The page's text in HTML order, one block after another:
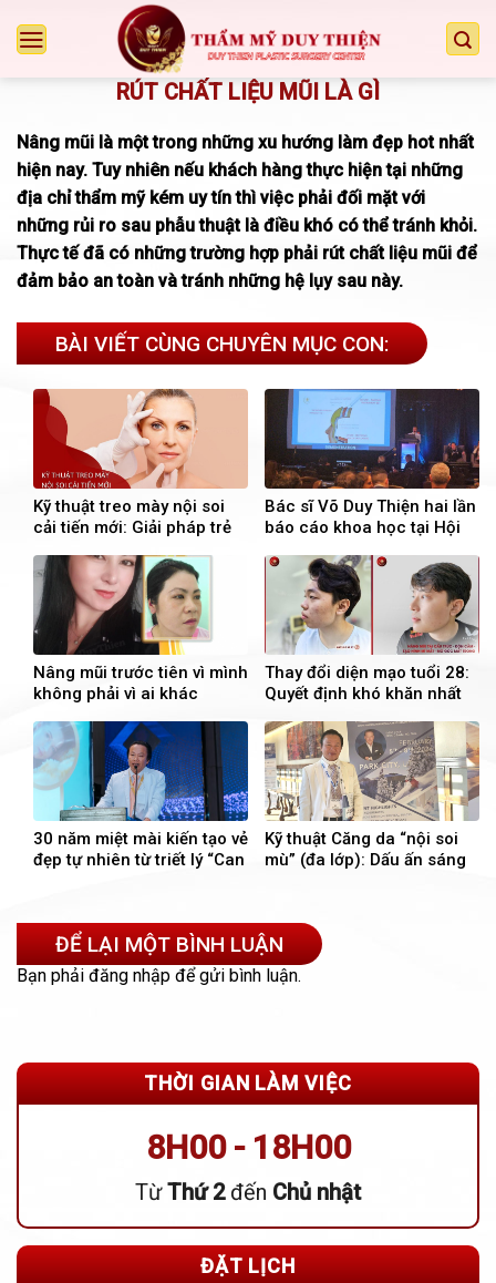
đến
RÚT CHẤT LIỆU MŨI LÀ GÌ
Nâng mũi là một trong những xu hướng làm đẹp hot nhất
hiện nay. Tuy nhiên nếu khách hàng thực hiện tại những
địa chỉ thẩm mỹ kém uy tín thì việc phải đối mặt với
những rủi ro sau phẫu thuật là điều khó có thể tránh khỏi.
Thực tế đã có những trường hợp phải rút chất liệu mũi để
đảm bảo an toàn và tránh những hệ lụy sau này.
BÀI VIẾT CÙNG CHUYÊN MỤC CON:
Kỹ thuật treo mày nội soi
cải tiến mới: Giải pháp trẻ
tuổi trung niên
Bác sĩ Võ Duy Thiện hai lần
báo cáo khoa học tại Hội
Nâng mũi trước tiên vì mình
không phải vì ai khác
Thay đổi diện mạo tuổi 28:
Quyết định khó khăn nhất
nhất
30 năm miệt mài kiến tạo vẻ
đẹp tự nhiên từ triết lý “Can
Thiện
Kỹ thuật Căng da “nội soi
mù” (đa lớp): Dấu ấn sáng
ĐỂ LẠI MỘT BÌNH LUẬN
Bạn phải đăng nhập để gửi bình luận.
THỜI GIAN LÀM VIỆC
8H00 - 18H00
TừThứ 2đến Chủ nhật
ĐẶT LỊCH